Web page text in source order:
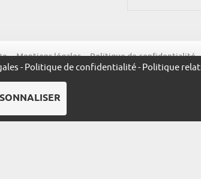
Mentions légales Politique de confidentialité
- Politique de confidentialité- Politique